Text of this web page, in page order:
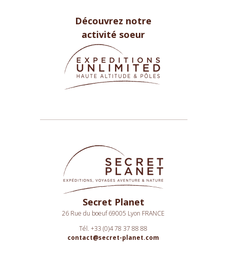
Découvrez notre
activité soeur
Secret Planet
26 Rue du boeuf 69005 Lyon FRANCE
Tél. +33 (0)4 78 37 88 88
contact@secret-planet.com